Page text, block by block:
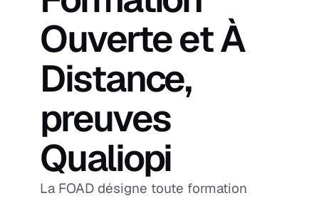
Ouverte et À
Distance,
preuves
Qualiopi
La FOAD désigne toute formation